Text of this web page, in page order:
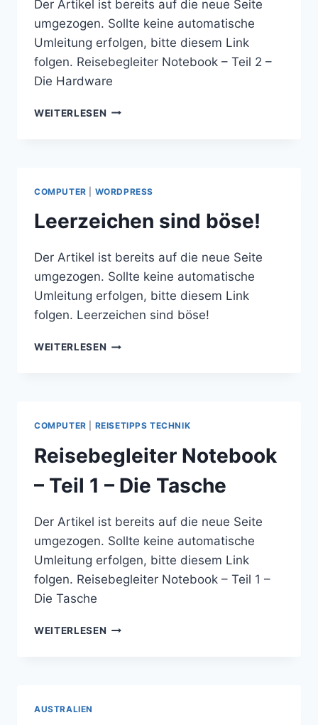
Der Artikel ist bereits auf die neue Seite
umgezogen. Sollte keine automatische
Umleitung erfolgen, bitte diesem Link
folgen. Reisebegleiter Notebook – Teil 2 –
Die Hardware
WEITERLESEN REISEBEGLEITER
DIE
HARDWARE
COMPUTER WORDPRESS
Leerzeichen sind böse!
Der Artikel ist bereits auf die neue Seite
umgezogen. Sollte keine automatische
Umleitung erfolgen, bitte diesem Link
folgen. Leerzeichen sind böse!
WEITERLESEN LEERZEICHEN
COMPUTER REISETIPPS TECHNIK
Reisebegleiter Notebook
– Teil 1 – Die Tasche
Der Artikel ist bereits auf die neue Seite
umgezogen. Sollte keine automatische
Umleitung erfolgen, bitte diesem Link
folgen. Reisebegleiter Notebook – Teil 1 –
Die Tasche
WEITERLESEN REISEBEGLEITER
AUSTRALIEN